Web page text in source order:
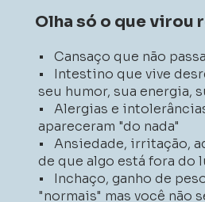
Olha só o que virou
•   Intestino que vive
seu humor, sua energia,
•   Alergias e
apareceram "do nada"
•   Ansiedade, irritação,
de que algo está fora do
•   Inchaço, ganho de
"normais" mas você não